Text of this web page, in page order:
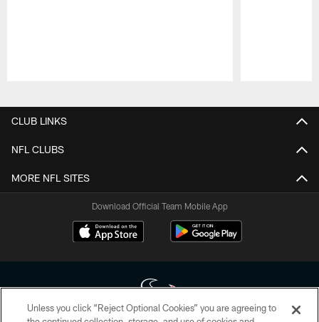
CLUB LINKS
NFL CLUBS
MORE NFL SITES
Download Official Team Mobile App
Unless you click “Reject Optional Cookies” you are agreeing to